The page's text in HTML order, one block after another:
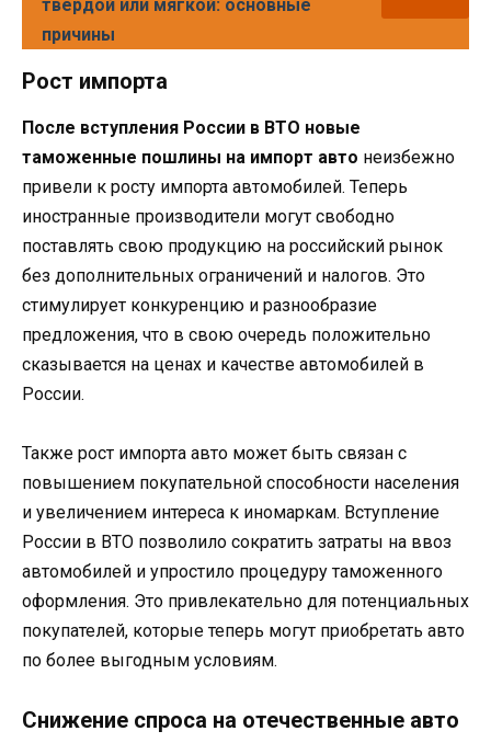
твердой или мягкой: основные
причины
Рост импорта
После вступления России в ВТО новые
таможенные пошлины на импорт авто неизбежно
привели к росту импорта автомобилей. Теперь
иностранные производители могут свободно
поставлять свою продукцию на российский рынок
без дополнительных ограничений и налогов. Это
стимулирует конкуренцию и разнообразие
предложения, что в свою очередь положительно
сказывается на ценах и качестве автомобилей в
России.
Также рост импорта авто может быть связан с
повышением покупательной способности населения
и увеличением интереса к иномаркам. Вступление
России в ВТО позволило сократить затраты на ввоз
автомобилей и упростило процедуру таможенного
оформления. Это привлекательно для потенциальных
покупателей, которые теперь могут приобретать авто
по более выгодным условиям.
Снижение спроса на отечественные авто